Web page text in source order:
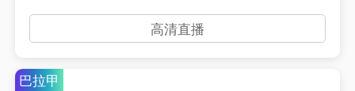
高清直播
巴拉甲